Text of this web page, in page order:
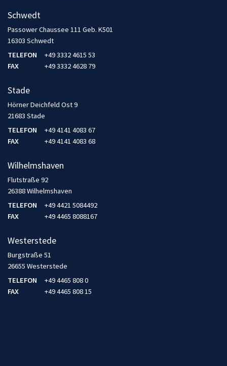
Schwedt
Passower Chaussee 111 Geb. K501
16303 Schwedt
TELEFON
+49 3332 4615 53
FAX
+49 3332 4628 79
Stade
Hörner Deichfeld Ost 9
21683 Stade
TELEFON
+49 4141 4083 67
FAX
+49 4141 4083 68
Wilhelmshaven
Flutstraße 92
26388 Wilhelmshaven
TELEFON
+49 4421 5084492
FAX
+49 4465 8088167
Westerstede
Burgstraße 51
26655 Westerstede
TELEFON
+49 4465 808 0
FAX
+49 4465 808 15